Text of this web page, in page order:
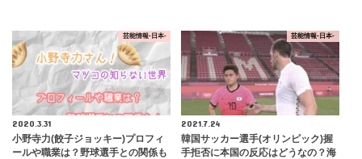
芸能情報-日本-
2020.3.31
小野寺力(餃子ジョッキー)プロフィ
ールや職業は？野球選手との関係も
芸能情報-日本-
2021.7.24
韓国サッカー選手(オリンピック)握
手拒否に本国の反応はどうなの？海